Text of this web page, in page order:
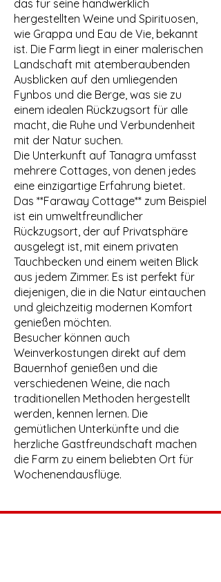
das für seine handwerklich
hergestellten Weine und Spirituosen,
wie Grappa und Eau de Vie, bekannt
ist. Die Farm liegt in einer malerischen
Landschaft mit atemberaubenden
Ausblicken auf den umliegenden
Fynbos und die Berge, was sie zu
einem idealen Rückzugsort für alle
macht, die Ruhe und Verbundenheit
mit der Natur suchen.
Die Unterkunft auf Tanagra umfasst
mehrere Cottages, von denen jedes
eine einzigartige Erfahrung bietet.
Das **Faraway Cottage** zum Beispiel
ist ein umweltfreundlicher
Rückzugsort, der auf Privatsphäre
ausgelegt ist, mit einem privaten
Tauchbecken und einem weiten Blick
aus jedem Zimmer. Es ist perfekt für
diejenigen, die in die Natur eintauchen
und gleichzeitig modernen Komfort
genießen möchten.
Besucher können auch
Weinverkostungen direkt auf dem
Bauernhof genießen und die
verschiedenen Weine, die nach
traditionellen Methoden hergestellt
werden, kennen lernen. Die
gemütlichen Unterkünfte und die
herzliche Gastfreundschaft machen
die Farm zu einem beliebten Ort für
Wochenendausflüge.